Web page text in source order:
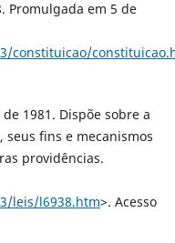
Promulgada em 5 de
constituicao/
de 1981. Dispõe sobre a
fins e mecanismos
providências.
leis/l6938.htm>. Acesso